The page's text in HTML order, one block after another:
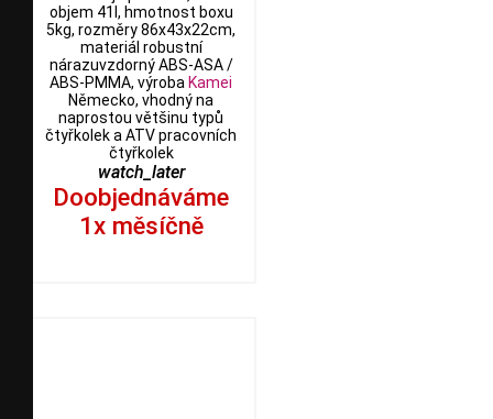
objem 41l, hmotnost boxu
5kg, rozměry 86x43x22cm,
materiál robustní
nárazuvzdorný ABS-ASA /
ABS-PMMA, výroba Kamei
Německo, vhodný na
naprostou většinu typů
čtyřkolek a ATV pracovních
čtyřkolek
watch_later
Doobjednáváme
1x měsíčně